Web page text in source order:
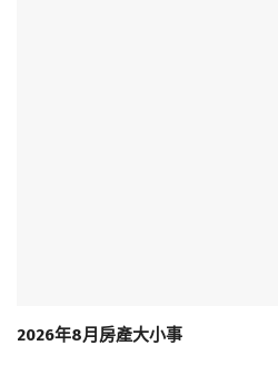
2026年8月房產大小事